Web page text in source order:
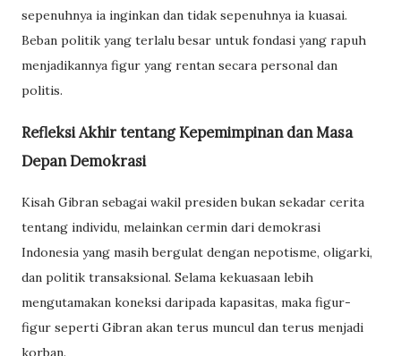
sepenuhnya ia inginkan dan tidak sepenuhnya ia kuasai.
Beban politik yang terlalu besar untuk fondasi yang rapuh
menjadikannya figur yang rentan secara personal dan
politis.
Refleksi Akhir tentang Kepemimpinan dan Masa
Depan Demokrasi
Kisah Gibran sebagai wakil presiden bukan sekadar cerita
tentang individu, melainkan cermin dari demokrasi
Indonesia yang masih bergulat dengan nepotisme, oligarki,
dan politik transaksional. Selama kekuasaan lebih
mengutamakan koneksi daripada kapasitas, maka figur-
figur seperti Gibran akan terus muncul dan terus menjadi
korban.